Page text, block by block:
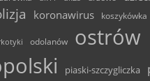
koronawirus koszykówka
odolanów
ostrów
piaski-szczygliczka